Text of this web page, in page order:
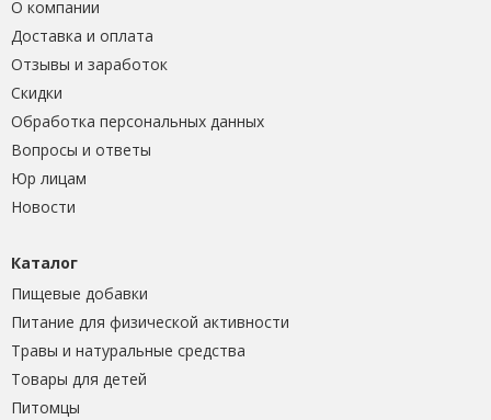
О компании
Доставка и оплата
Отзывы и заработок
Скидки
Обработка персональных данных
Вопросы и ответы
Юр лицам
Новости
Каталог
Пищевые добавки
Питание для физической активности
Травы и натуральные средства
Товары для детей
Питомцы